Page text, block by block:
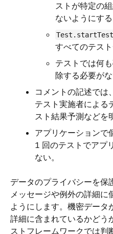
ストが特定の
ないようにする
Test.startTest
すべてのテス
テストでは何
除する必要がな
コメントの記述では
テスト実施者による
スト結果予測などを
アプリケーションで
1 回のテストでアプ
ない。
データのプライバシーを保
メッセージや例外の詳細に
ようにします。機密デー
詳細に含まれているかどう
ストフレームワークでは判